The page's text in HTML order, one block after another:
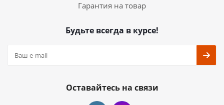
Гарантия на товар
Будьте всегда в курсе!
Оставайтесь на связи